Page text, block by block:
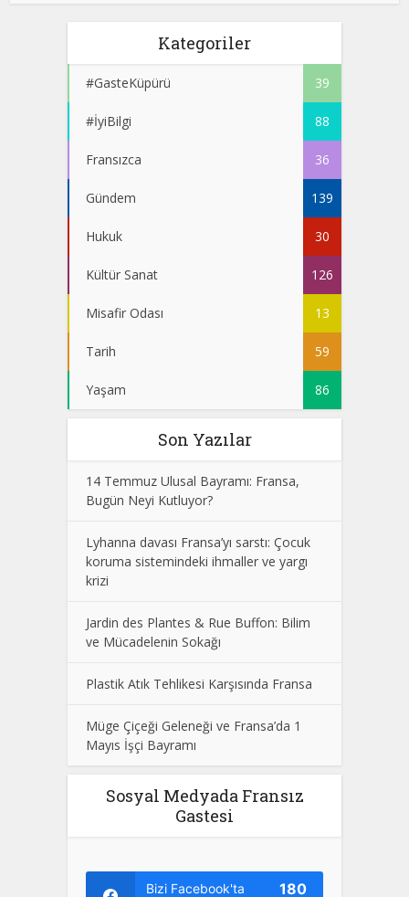
Kategoriler
#GasteKüpürü 39
#İyiBilgi 88
Fransızca 36
Gündem 139
Hukuk 30
Kültür Sanat 126
Misafir Odası 13
Tarih 59
Yaşam 86
Son Yazılar
14 Temmuz Ulusal Bayramı: Fransa,
Bugün Neyi Kutluyor?
Lyhanna davası Fransa’yı sarstı: Çocuk
koruma sistemindeki ihmaller ve yargı
krizi
Jardin des Plantes & Rue Buffon: Bilim
ve Mücadelenin Sokağı
Plastik Atık Tehlikesi Karşısında Fransa
Müge Çiçeği Geleneği ve Fransa’da 1
Mayıs İşçi Bayramı
Sosyal Medyada Fransız
Gastesi
Bizi Facebook'ta
180